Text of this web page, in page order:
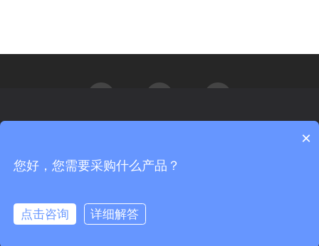
汇能精电非常重视您的个人隐私，当您访问我们的网站时，请同意使
们的 隐私政策
我同意
×
您好，您需要采购什么产品？
点击咨询 详细解答